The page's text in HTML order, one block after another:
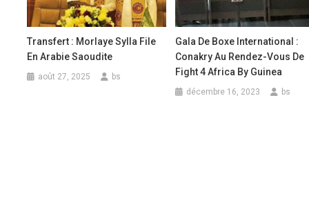
Transfert : Morlaye Sylla File
En Arabie Saoudite
août 27, 2025 bs
Gala De Boxe International :
Conakry Au Rendez-Vous De
Fight 4 Africa By Guinea
décembre 16, 2023 bs